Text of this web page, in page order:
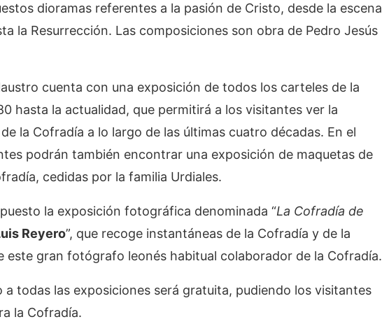
dioramas referentes a la pasión de Cristo, desde la escena
la Resurrección. Las composiciones son obra de Pedro Jesús
cuenta con una exposición de todos los carteles de la
hasta la actualidad, que permitirá a los visitantes ver la
la Cofradía a lo largo de las últimas cuatro décadas. En el
podrán también encontrar una exposición de maquetas de
cedidas por la familia Urdiales.
la exposición fotográfica denominada “La Cofradía de
Reyero”, que recoge instantáneas de la Cofradía y de la
este gran fotógrafo leonés habitual colaborador de la Cofradía.
a todas las exposiciones será gratuita, pudiendo los visitantes
la Cofradía.